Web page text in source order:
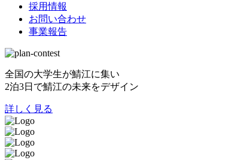
採用情報
お問い合わせ
事業報告
全国の大学生が鯖江に集い
2泊3日で鯖江の未来をデザイン
詳しく見る